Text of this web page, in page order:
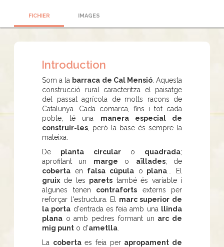
FICHIER IMAGES
Introduction
Som a la barraca de Cal Mensió. Aquesta
construcció rural caracteritza el paisatge
del passat agrícola de molts racons de
Catalunya. Cada comarca, fins i tot cada
poble, té una manera especial de
construir-les , però la base és sempre la
mateixa.
De planta circularo quadrada;
aprofitant un marge o aïllades; de
coberta en falsa cúpula o plana ... El
gruix de les parets també és variable i
algunes tenen contraforts externs per
reforçar l'estructura. El marc superior de
la porta d'entrada es feia amb una llinda
plana o amb pedres formant un arc de
mig punt o d'ametlla
La cobertaes feia per apropament de